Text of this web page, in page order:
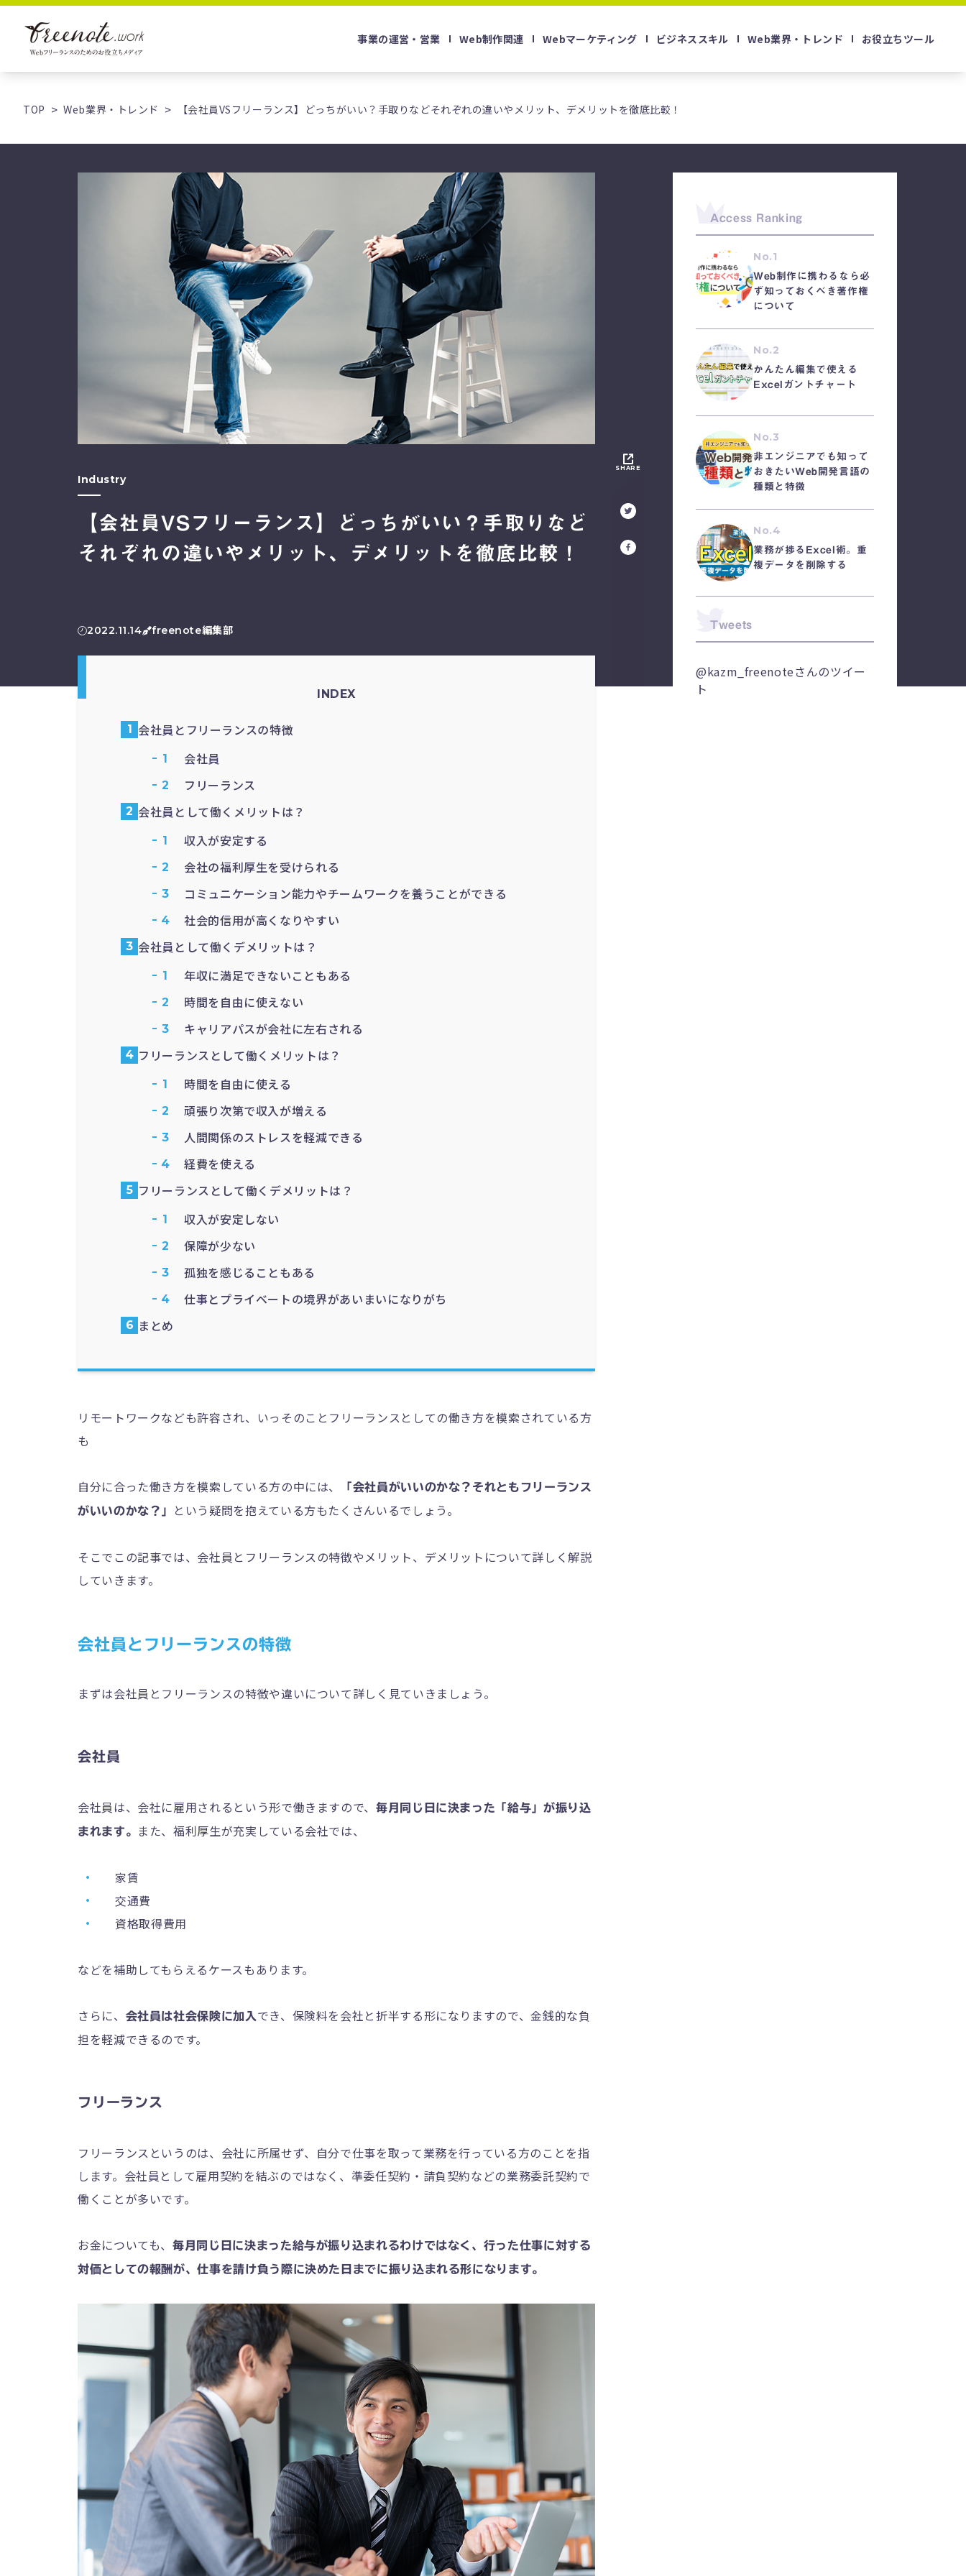
事業の運営・営業 Web制作関連 Webマーケティング ビジネススキル Web業界・トレンド お役立ちツール
TOP Web業界・トレンド 【会社員VSフリーランス】どっちがいい？手取りなどそれぞれの違いやメリット、デメリットを徹底比較！
SHARE
Industry
【会社員VSフリーランス】どっちがいい？手取りなど
それぞれの違いやメリット、デメリットを徹底比較！
2022.11.14 freenote編集部
INDEX
会社員とフリーランスの特徴
会社員
フリーランス
会社員として働くメリットは？
収入が安定する
会社の福利厚生を受けられる
コミュニケーション能力やチームワークを養うことができる
社会的信用が高くなりやすい
会社員として働くデメリットは？
年収に満足できないこともある
時間を自由に使えない
キャリアパスが会社に左右される
フリーランスとして働くメリットは？
時間を自由に使える
頑張り次第で収入が増える
人間関係のストレスを軽減できる
経費を使える
フリーランスとして働くデメリットは？
収入が安定しない
保障が少ない
孤独を感じることもある
仕事とプライベートの境界があいまいになりがち
まとめ
リモートワークなども許容され、いっそのことフリーランスとしての働き方を模索されている方
も
自分に合った働き方を模索している方の中には、 「会社員がいいのかな？それともフリーランス
がいいのかな？」 という疑問を抱えている方もたくさんいるでしょう。
そこでこの記事では、会社員とフリーランスの特徴やメリット、デメリットについて詳しく解説
していきます。
会社員とフリーランスの特徴
まずは会社員とフリーランスの特徴や違いについて詳しく見ていきましょう。
会社員
会社員は、会社に雇用されるという形で働きますので、毎月同じ日に決まった「給与」が振り込
まれます。 また、福利厚生が充実している会社では、
家賃
交通費
資格取得費用
などを補助してもらえるケースもあります。
さらに、 会社員は社会保険に加入でき、保険料を会社と折半する形になりますので、金銭的な負
担を軽減できるのです。
フリーランス
フリーランスというのは、会社に所属せず、自分で仕事を取って業務を行っている方のことを指
します。会社員として雇用契約を結ぶのではなく、準委任契約・請負契約などの業務委託契約で
働くことが多いです。
お金についても、毎月同じ日に決まった給与が振り込まれるわけではなく、行った仕事に対する
対価としての報酬が、仕事を請け負う際に決めた日までに振り込まれる形になります。
Access Ranking
No.1
Web制作に携わるなら必
ず知っておくべき著作権
について
No.2
かんたん編集で使える
Excelガントチャート
No.3
非エンジニアでも知って
おきたいWeb開発言語の
種類と特徴
No.4
業務が捗るExcel術。重
複データを削除する
Tweets
@kazm_freenoteさんのツイー
ト